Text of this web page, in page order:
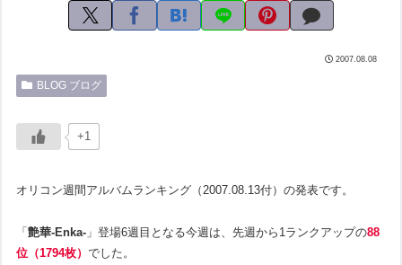
2007.08.08
BLOG ブログ
+1
オリコン週間アルバムランキング（2007.08.13付）の発表です。
「艶華-Enka- 」登場6週目となる今週は、先週から1ランクアップの88
位（1794枚）でした。